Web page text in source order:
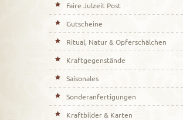
Faire Julzeit Post
Gutscheine
Ritual, Natur & Opferschälchen
Kraftgegenstände
Saisonales
Sonderanfertigungen
Kraftbilder & Karten